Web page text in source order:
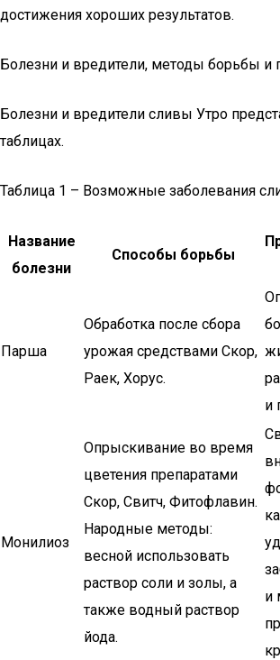
достижения хороших результатов.
Болезни и вредители, методы борьбы и
Болезни и вредители сливы Утро
таблицах.
Таблица 1 – Возможные заболевания
Название
болезни
Способы борьбы
Парша
Обработка после сбора
урожая средствами Скор,
Раек, Хорус.
и
Монилиоз
Опрыскивание во время
цветения препаратами
Скор, Свитч, Фитофлавин.
Народные методы:
весной использовать
раствор соли и золы, а
также водный раствор
йода.
и